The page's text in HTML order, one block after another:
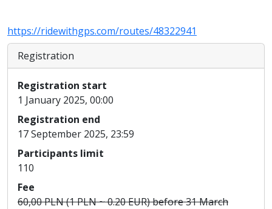
https://ridewithgps.com/routes/48322941
Registration
Registration start
1 January 2025, 00:00
Registration end
17 September 2025, 23:59
Participants limit
110
Fee
60,00 PLN (1 PLN ~ 0.20 EUR) before 31 March